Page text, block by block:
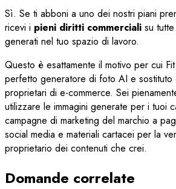
Sì. Se ti abboni a uno dei nostri piani
ricevi i pieni diritti commerciali su
generati nel tuo spazio di lavoro.
Questo è esattamente il motivo per cui
perfetto generatore di foto AI e sostituto
proprietari di e-commerce. Sei
utilizzare le immagini generate per i tuoi
campagne di marketing del marchio a
social media e materiali cartacei per la
proprietario dei contenuti che crei.
Domande correlate